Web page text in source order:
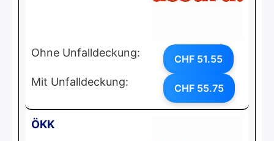
Ohne Unfalldeckung: CHF 51.55
Mit Unfalldeckung: CHF 55.75
ÖKK